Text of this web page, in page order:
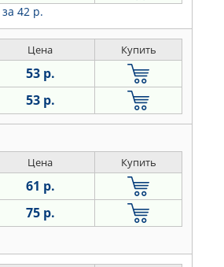
за 42 р.
Цена Купить
53 р.
53 р.
Цена Купить
61 р.
75 р.